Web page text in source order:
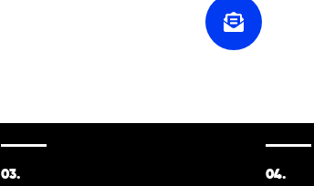
03. 04.